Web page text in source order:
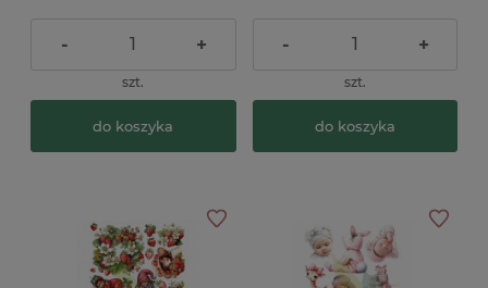
- +
szt.
do koszyka
- +
szt.
do koszyka